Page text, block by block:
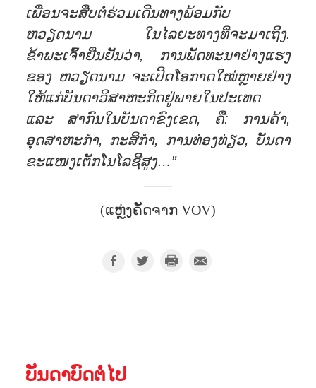
ເພື່ອນຈະສືບຕໍ່ຮ່ວມເດີນທາງພ້ອມກັບ
ຫວຽດນາມ ໃນໄລຍະທາງທີ່ຈະມາເຖິງ.
ຂ້າພະເຈົ້າຢືນຢັນວ່າ, ການພັດທະນາຢ່າງແຮງ
ຂອງ ຫວຽດນາມ ຈະເປິດໂອກາດໃໝ່ຫຼາຍຢ່າງ
ໃຫ້ແກ່ບັນດາວິສາຫະກິດຢູ່ພາຍໃນປະເທດ
ແລະ ສາກົນໃນບັນດາຂົງເຂດ, ຄື: ການຄ້າ,
ອຸດສາຫະກຳ, ກະສິກຳ, ການທ່ອງທ່ຽວ, ບັນດາ
ຂະແໜງເຕັກໂນໂລຊີສູງ…”
(ແຫຼ່ງຄັດຈາກ VOV)
ບັນດາບົດຕໍ່ໄປ